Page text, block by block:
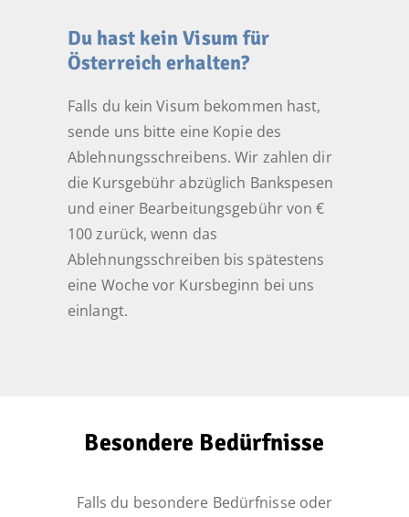
Du hast kein Visum für
Österreich erhalten?
Falls du kein Visum bekommen hast,
sende uns bitte eine Kopie des
Ablehnungsschreibens. Wir zahlen dir
die Kursgebühr abzüglich Bankspesen
und einer Bearbeitungsgebühr von €
100 zurück, wenn das
Ablehnungsschreiben bis spätestens
eine Woche vor Kursbeginn bei uns
einlangt.
Besondere Bedürfnisse
Falls du besondere Bedürfnisse oder